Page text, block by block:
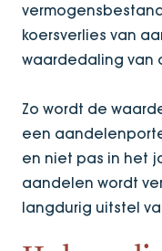
koersverlies van
waardedaling van
Zo wordt de
een
en niet pas in het
aandelen wordt
langdurig uitstel